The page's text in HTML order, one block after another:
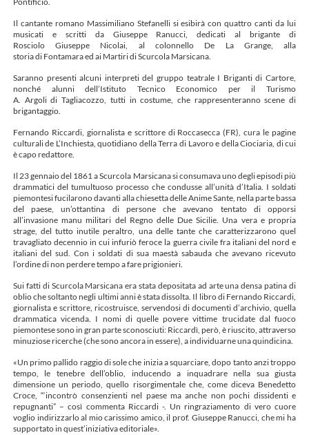
Il cantante romano Massimiliano Stefanelli si esibirà con quattro canti da lui
musicati e scritti da Giuseppe Ranucci, dedicati al brigante di
Rosciolo Giuseppe Nicolai, al colonnello De La Grange, alla
storia di Fontamara ed ai Martiri di Scurcola Marsicana.
Saranno presenti alcuni interpreti del gruppo teatrale I Briganti di Cartore,
nonché alunni dell’Istituto Tecnico Economico per il Turismo
A. Argoli di Tagliacozzo, tutti in costume, che rappresenteranno scene di
brigantaggio.
Fernando Riccardi, giornalista e scrittore di Roccasecca (FR), cura le pagine
culturali de L’Inchiesta, quotidiano della Terra di Lavoro e della Ciociaria, di cui
è capo redattore.
Il 23 gennaio del 1861 a Scurcola Marsicana si consumava uno degli episodi più
drammatici del tumultuoso processo che condusse all’unità d’Italia. I soldati
piemontesi fucilarono davanti alla chiesetta delle Anime Sante, nella parte bassa
del paese, un’ottantina di persone che avevano tentato di opporsi
all’invasione manu militari del Regno delle Due Sicilie. Una vera e propria
strage, del tutto inutile peraltro, una delle tante che caratterizzarono quel
travagliato decennio in cui infuriò feroce la guerra civile fra italiani del nord e
italiani del sud. Con i soldati di sua maestà sabauda che avevano ricevuto
l’ordine di non perdere tempo a fare prigionieri.
Sui fatti di Scurcola Marsicana era stata depositata ad arte una densa patina di
oblio che soltanto negli ultimi anni è stata dissolta. Il libro di Fernando Riccardi,
giornalista e scrittore, ricostruisce, servendosi di documenti d’archivio, quella
drammatica vicenda. I nomi di quelle povere vittime trucidate dal fuoco
piemontese sono in gran parte sconosciuti: Riccardì, però, è riuscito, attraverso
minuziose ricerche (che sono ancora in essere), a individuarne una quindicina.
«Un primo pallido raggio di sole che inizia a squarciare, dopo tanto anzi troppo
tempo, le tenebre dell’oblio, inducendo a inquadrare nella sua giusta
dimensione un periodo, quello risorgimentale che, come diceva Benedetto
Croce, “‘incontrò consenzienti nel paese ma anche non pochi dissidenti e
repugnanti” – così commenta Riccardi -. Un ringraziamento di vero cuore
voglio indirizzarlo al mio carissimo amico, il prof. Giuseppe Ranucci, che mi ha
supportato in quest’iniziativa editoriale».